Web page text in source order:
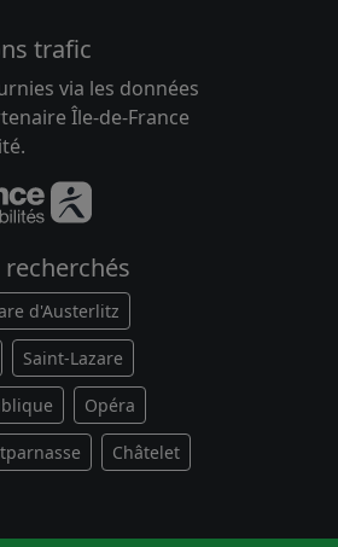
trafic
via les données
Île-de-France
d'Austerlitz
Saint-Lazare
Opéra
Châtelet